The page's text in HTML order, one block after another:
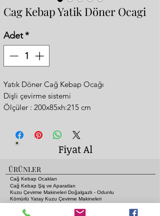
Cag Kebap Yatik Döner Ocagi
Adet*
Yatık Döner Cağ Kebap Ocağı
Dişli çevirme sistemi
Ölçüler : 200x85xh:215 cm
120 cm cag kebap bölümü 80 cm tuğlalı
ızgara
15 gün üretim süresi
Odun ve kömürlü
Fiyat Al
ÜRÜNLER
Cağ Kebap Ocakları
Cağ Kebap Şiş ve Aparatları
Kuzu Çevirme Makineleri Doğalgazlı - Odunlu
Kömürlü Yatay Kuzu Çevirme Makineleri
Gazlı ve Lav Taşlı Piliç Çevirme Ocakları